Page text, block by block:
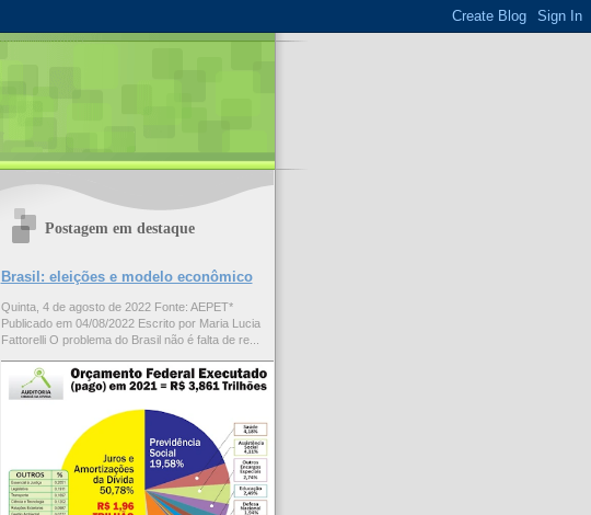
Postagem em destaque
Brasil: eleições e modelo econômico
Quinta, 4 de agosto de 2022 Fonte: AEPET*
Publicado em 04/08/2022 Escrito por Maria Lucia
Fattorelli O problema do Brasil não é falta de re...